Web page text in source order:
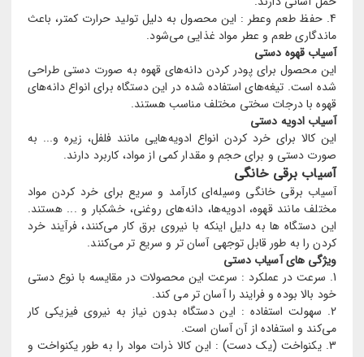
حفظ طعم وعطر : این محصول به دلیل تولید حرارت کمتر، باعث
ماندگاری طعم و عطر مواد غذایی می‌شود.
آسیاب قهوه دستی
این محصول برای پودر کردن دانه‌های قهوه به صورت دستی طراحی
شده است. تیغه‌های استفاده شده در این دستگاه برای انواع دانه‌های
قهوه با درجات سختی مختلف مناسب هستند.
آسیاب ادویه دستی
این کالا برای خرد کردن انواع ادویه‌هایی مانند فلفل، زیره و... به
صورت دستی و برای حجم و مقدار کمی از مواد، کاربرد دارند.
آسیاب برقی خانگی
آسیاب برقی خانگی وسیله‌ای کارآمد و سریع برای خرد کردن مواد
مختلف مانند قهوه، ادویه‌ها، دانه‌های روغنی، خشکبار و ... هستند.
این دستگاه‌ ها به دلیل اینکه با نیروی برق کار می‌کنند، فرآیند خرد
کردن را به‌ طور قابل ‌توجهی آسان‌ تر و سریع ‌تر می‌کنند.
ویژگی های آسیاب دستی
سرعت در عملکرد : سرعت این محصولات در مقایسه با نوع دستی
خود بالا بوده و فرایند را آسان تر می کند.
سهولت استفاده : این دستگاه بدون نیاز به نیروی فیزیکی کار
می‌کند و استفاده از آن آسان است.
یکنواخت (یک دست) : این کالا ذرات مواد را به طور یکنواخت و